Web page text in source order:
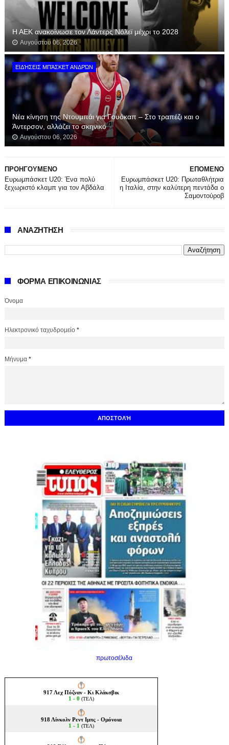
Η ΑΕΚ ανακοίνωσε τον Λάντερς Νόλεϊ μέχρι το 2028
Αυγούστου 06, 2026
ΕΙΔΉΣΕΙΣ ΜΠΆΣΚΕΤ ΑΝΔΡΏΝ
Νέα κίνηση της Ντουμπάι για Γουόκαπ – Στο τραπέζι και ο
Άντερσον, αλλάζει το σκηνικό
Αυγούστου 06, 2026
ΕΠΟΜΕΝΟ
Ευρωμπάσκετ U20: Πρωταθλήτρια
η Ιταλία, στην καλύτερη πεντάδα ο
Σαμοντούροβ
ΠΡΟΗΓΟΥΜΕΝΟ
Ευρωμπάσκετ U20: Ένα πολύ
ξεχωριστό κλαμπ για τον Αβδάλα
ΑΝΑΖΗΤΗΣΗ
ΦΟΡΜΑ ΕΠΙΚΟΙΝΩΝΙΑΣ
Όνομα
Ηλεκτρονικό ταχυδρομείο *
Μήνυμα *
πρωτοσέλιδα